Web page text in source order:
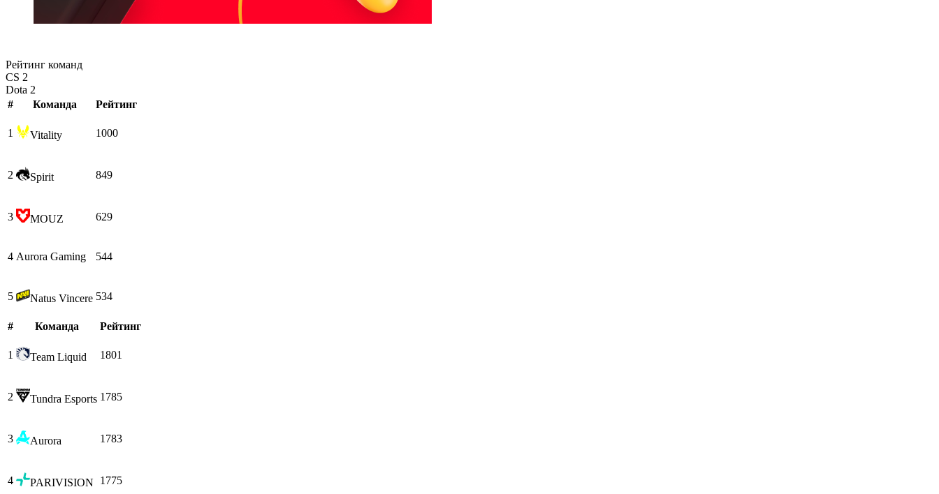
Рейтинг команд
CS 2
Dota 2
#
Команда Рейтинг
1 Vitality 1000
2 Spirit 849
3 MOUZ 629
4 Aurora Gaming 544
5 Natus Vincere 534
# Команда Рейтинг
1 Team Liquid 1801
2 Tundra Esports 1785
3 Aurora 1783
4 PARIVISION 1775